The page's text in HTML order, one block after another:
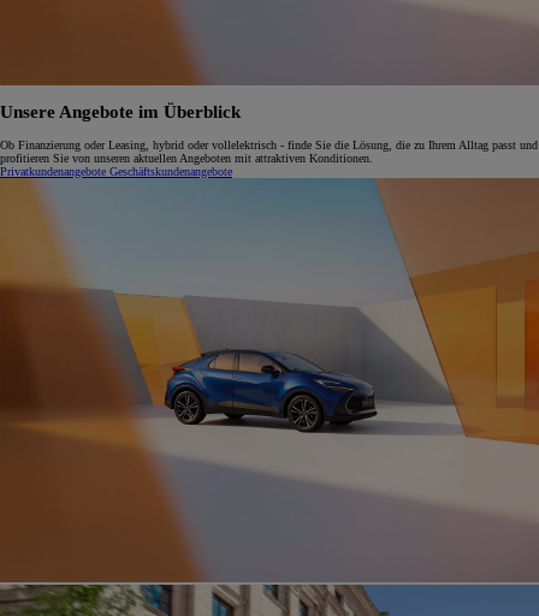
Unsere Angebote im Überblick
Ob Finanzierung oder Leasing, hybrid oder vollelektrisch - finde Sie die Lösung, die zu Ihrem Alltag passt und
profitieren Sie von unseren aktuellen Angeboten mit attraktiven Konditionen.
Privatkundenangebote Geschäftskundenangebote